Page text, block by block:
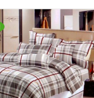
KOSZYKA / QUICK VIEW